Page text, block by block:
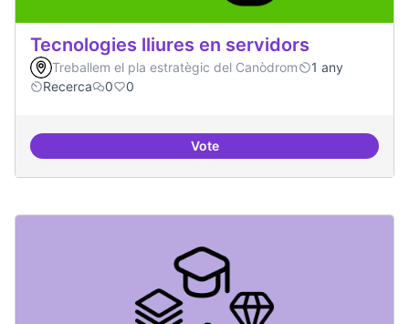
Tecnologies lliures en servidors
Treballem el pla estratègic del Canòdrom
1 any
Recerca
0 0
VoteTecnologies lliures en servidors